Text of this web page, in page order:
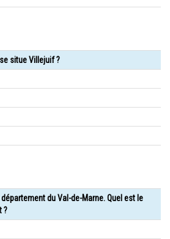
situe Villejuif ?
du Val-de-Marne. Quel est le
?